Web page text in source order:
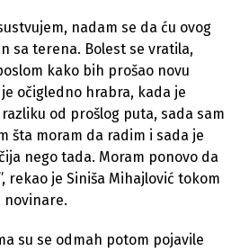
nadam se da ću ovog
sa terena. Bolest se vratila,
kako bih prošao novu
očigledno hrabra, kada je
od prošlog puta, sada sam
šta moram da radim i sada je
nego tada. Moram ponovo da
rekao je Siniša Mihajlović tokom
novinare.
su se odmah potom pojavile